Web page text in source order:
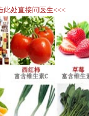
此处直接问医生<<<